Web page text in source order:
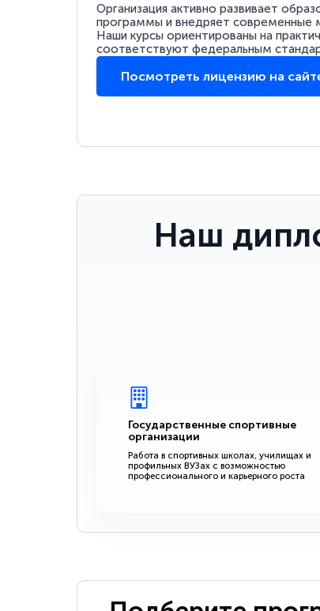
Организация активно развивает
программы и внедряет современные
Наши курсы ориентированы на
соответствуют федеральным
Посмотреть лицензию на
Наш
Государственные спортивные
организации
Работа в спортивных школах, училищах и
профильных ВУЗах с возможностью
профессионального и карьерного роста